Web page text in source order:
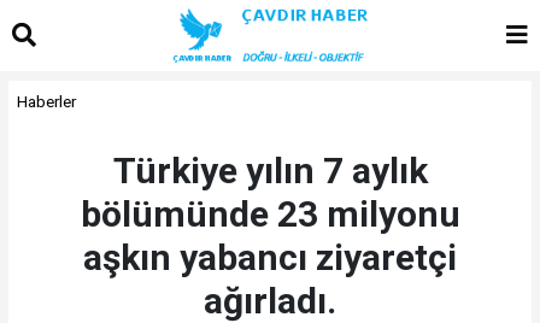
Haberler
Türkiye yılın 7 aylık
bölümünde 23 milyonu
aşkın yabancı ziyaretçi
ağırladı.